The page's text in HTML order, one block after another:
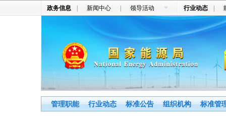
政务信息 新闻中心 领导活动 行业动态
管理职能 行业动态 标准公告 组织机构 标准管